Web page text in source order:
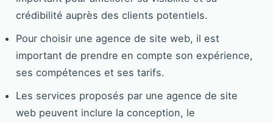
crédibilité auprès des clients potentiels.
Pour choisir une agence de site web, il est
important de prendre en compte son expérience,
ses compétences et ses tarifs.
Les services proposés par une agence de site
web peuvent inclure la conception, le